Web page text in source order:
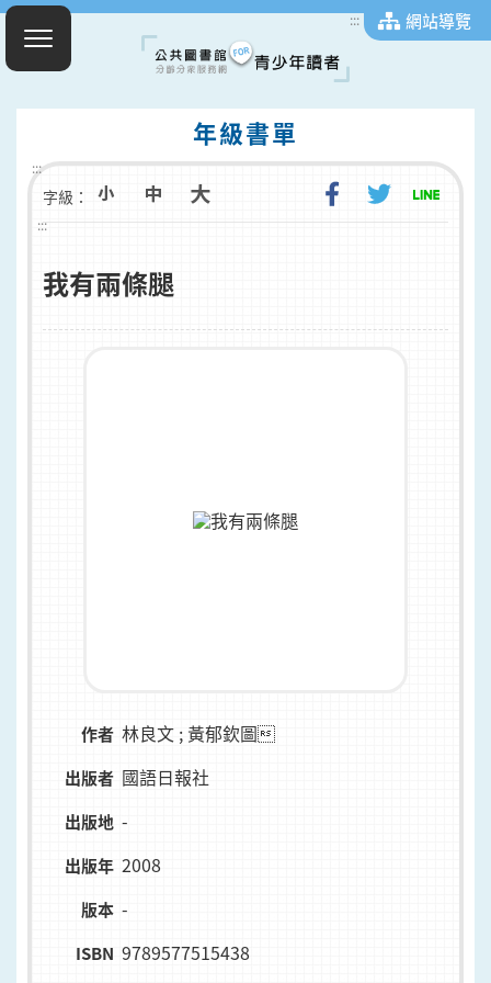
::: 網站導覽
年級書單
:::
字級：
:::
我有兩條腿
作者 林良文 ; 黃郁欽圖
出版者 國語日報社
出版地 -
出版年 2008
版本 -
ISBN 9789577515438